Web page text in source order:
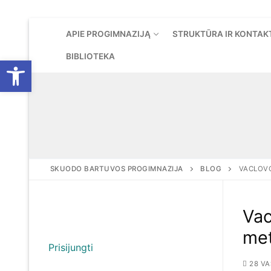
Open toolbar
APIE PROGIMNAZIJĄ STRUKTŪRA IR
BIBLIOTEKA
SKUODO BARTUVOS PROGIMNAZIJA BLOG
28
Prisijungti